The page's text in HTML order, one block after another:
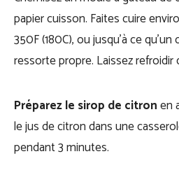
papier cuisson. Faites cuire
350F (180C), ou jusqu’à ce
ressorte propre. Laissez
Préparez le sirop de citronen
le jus de citron dans une
pendant 3 minutes.